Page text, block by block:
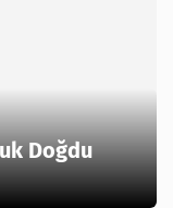
Doğdu